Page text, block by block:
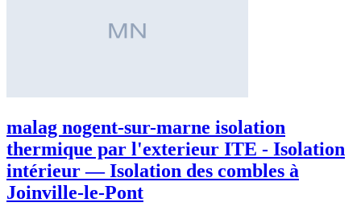
malag nogent-sur-marne isolation
thermique par l'exterieur ITE - Isolation
intérieur — Isolation des combles à
Joinville-le-Pont